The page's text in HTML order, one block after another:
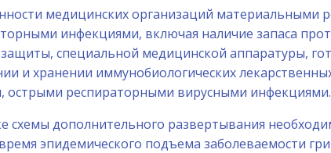
медицинских организаций
инфекциями, включая наличие запаса
специальной медицинской аппаратуры,
и хранении иммунобиологических
острыми респираторными вирусными инфекциями.
схемы дополнительного развертывания
эпидемического подъема заболеваемости